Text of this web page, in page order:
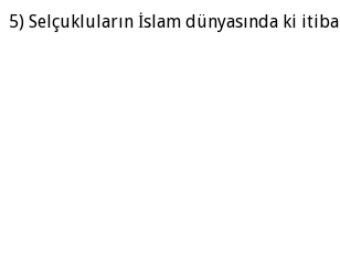
5) Selçukluların İslam dünyasında ki